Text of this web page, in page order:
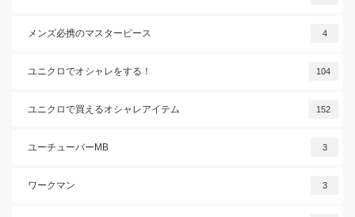
メンズ必携のマスターピース 4
ユニクロでオシャレをする！ 104
ユニクロで買えるオシャレアイテム 152
ユーチューバーMB 3
ワークマン 3